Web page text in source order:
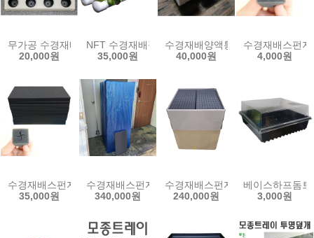
무가공 수경재배 파이프 65A 1m 2개 국산 NFT 박막재배 필드 PVC파
20,000원
NFT 수경재배필드 스마트팜 식물 PVC파이프 베드
35,000원
수경재배양액통(55L)/양액박스
40,000원
수경재배스펀
4,000원
수경재배스펀지10장 새싹 스마트팜 씨앗 파종 모종 식물 발아용 사각
35,000원
수경재배스펀지100판 22,000셀 파종스펀지 모종재
340,000원
수경재배스펀지 홀 60판 1box 스
240,000원
베이스하프돔
3,000원